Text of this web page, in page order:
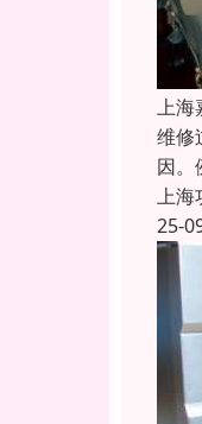
上海
维修
因。
上海
25-